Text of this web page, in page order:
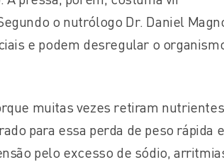
o nutrólogo Dr. Daniel
e podem desregular o
muitas vezes retiram nutrientes
para essa perda de peso rápida e
pelo excesso de sódio,